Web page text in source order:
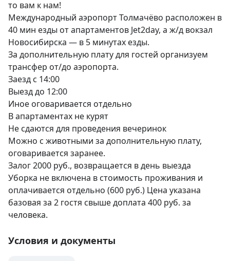
то вам к нам!
Международный аэропорт Толмачёво расположен в
40 мин езды от апартаментов Jet2day, а ж/д вокзал
Новосибирска — в 5 минутах езды.
За дополнительную плату для гостей организуем
трансфер от/до аэропорта.
Заезд с 14:00
Выезд до 12:00
Иное оговаривается отдельно
В апартаментах не курят
Не сдаются для проведения вечеринок
Можно с животными за дополнительную плату,
оговаривается заранее.
Залог 2000 руб., возвращается в день выезда
Уборка не включена в стоимость проживания и
оплачивается отдельно (600 руб.) Цена указана
базовая за 2 гостя свыше доплата 400 руб. за
человека.
Условия и документы